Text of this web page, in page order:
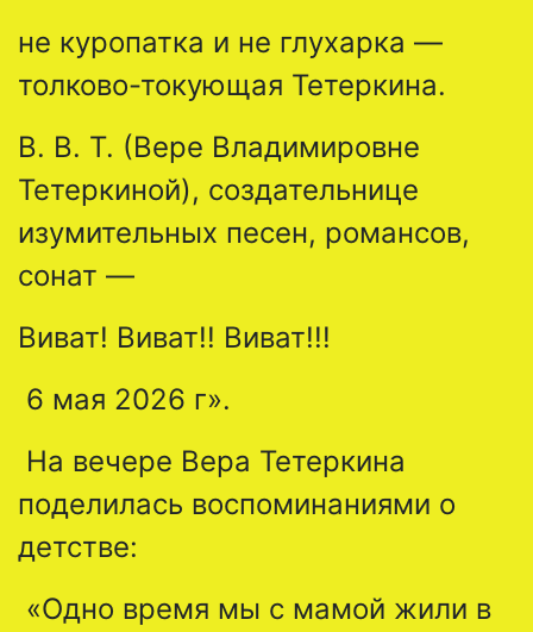
не куропатка и не глухарка —
толково-токующая Тетеркина.
В. В. Т. (Вере Владимировне
Тетеркиной), создательнице
изумительных песен, романсов,
сонат —
Виват! Виват!! Виват!!!
6 мая 2026 г».
На вечере Вера Тетеркина
поделилась воспоминаниями о
детстве:
«Одно время мы с мамой жили в